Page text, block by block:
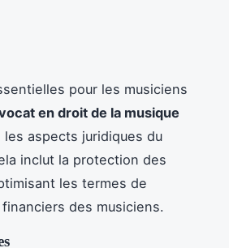
pour les musiciens
en droit de la musique
aspects juridiques du
inclut la protection des
les termes de
des musiciens.